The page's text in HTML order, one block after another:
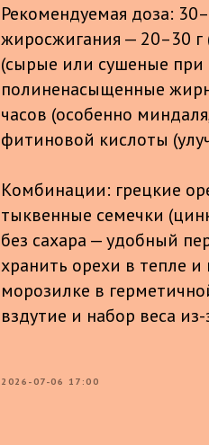
Рекомендуемая доза:
жиросжигания — 20–30
(сырые или сушеные при
полиненасыщенные
часов (особенно
фитиновой кислоты
Комбинации: грецкие
тыквенные семечки
без сахара — удобный
хранить орехи в тепле
морозилке в
вздутие и набор веса
2026-07-06 17:00